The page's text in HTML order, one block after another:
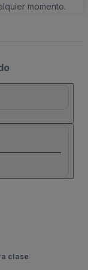
momento.
clase